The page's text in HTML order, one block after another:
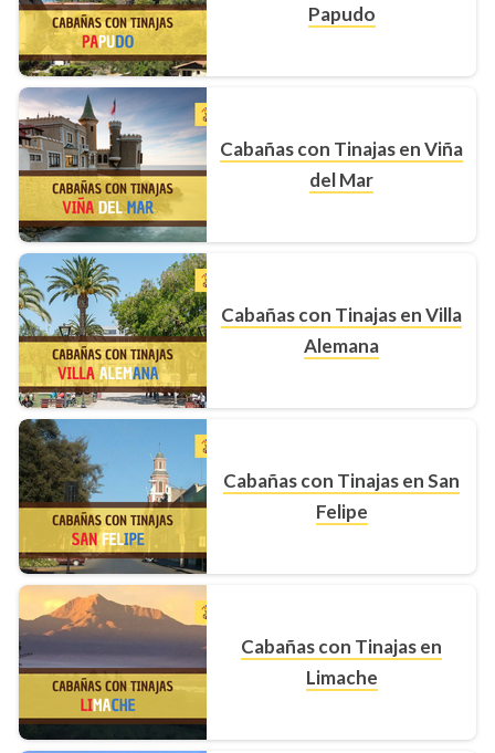
Papudo
Cabañas con Tinajas en Viña
del Mar
Cabañas con Tinajas en Villa
Alemana
Cabañas con Tinajas en San
Felipe
Cabañas con Tinajas en
Limache